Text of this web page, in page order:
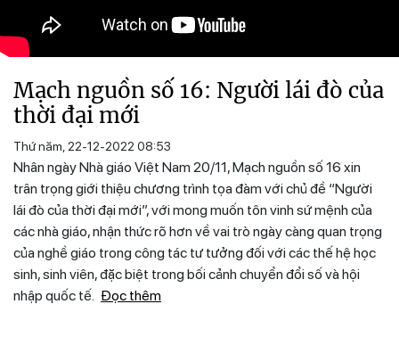
Mạch nguồn số 16: Người lái đò của
thời đại mới
Thứ năm, 22-12-2022 08:53
Nhân ngày Nhà giáo Việt Nam 20/11, Mạch nguồn số 16 xin
trân trọng giới thiệu chương trình tọa đàm với chủ đề “Người
lái đò của thời đại mới”, với mong muốn tôn vinh sứ mệnh của
các nhà giáo, nhận thức rõ hơn về vai trò ngày càng quan trọng
của nghề giáo trong công tác tư tưởng đối với các thế hệ học
sinh, sinh viên, đặc biệt trong bối cảnh chuyển đổi số và hội
nhập quốc tế. Đọc thêm